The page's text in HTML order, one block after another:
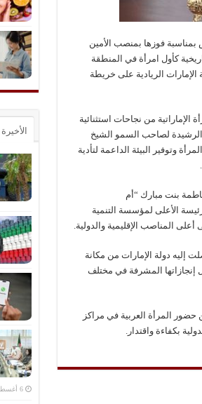
فوزها بمنصب الأمين
2029، لتسجل بذلك سابقة تاريخية كأول امرأة في المنطقة
إنجاز جديد يُرسّخ مكانة الإمارات الريادية على خريطة
من نجاحات استثنائية
الرشيدة لصاحب السمو الشيخ
وتوفير البيئة الداعمة لتأدية
بنت مبارك “أم
الأعلى لمؤسسة التنمية
المناصب الإقليمية والدولية.
إليه دولة الإمارات من مكانة
إنجازاتها المشرفة في مختلف
المرأة العربية في مراكز
بكفاءة واقتدار.
الأخيرة
6 أغسطس، 2026